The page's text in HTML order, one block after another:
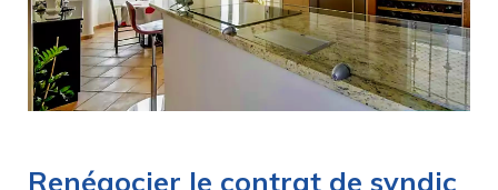
Renégocier le contrat de syndic